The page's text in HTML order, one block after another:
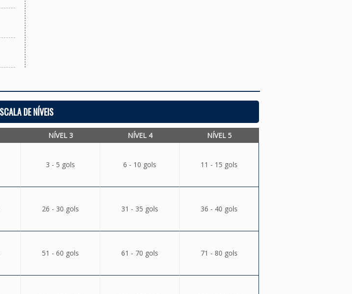
DE NÍVEIS
NÍVEL 3 NÍVEL 4 NÍVEL 5
3 - 5 gols 6 - 10 gols 11 - 15 gols
26 - 30 gols 31 - 35 gols 36 - 40 gols
51 - 60 gols 61 - 70 gols 71 - 80 gols